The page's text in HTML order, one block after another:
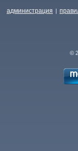
администрация |
©